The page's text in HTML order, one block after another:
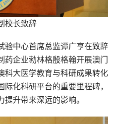
校长致辞
验中心首席总监谭广亨在致辞
企业勃林格殷格翰开展澳门
科大医学教育与科研成果转化
化科研平台的重要里程碑，
升带来深远的影响。